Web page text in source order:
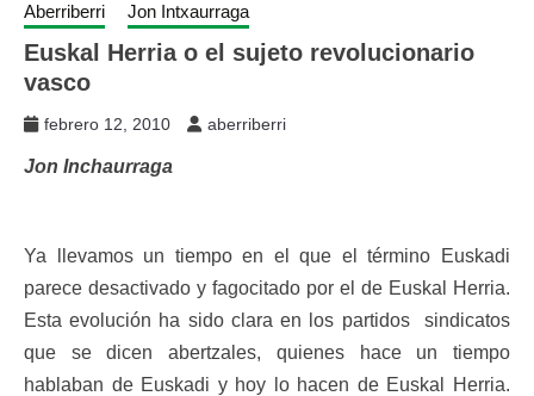
Aberriberri Jon Intxaurraga
Euskal Herria o el sujeto revolucionario
vasco
febrero 12, 2010 aberriberri
Jon Inchaurraga
Ya llevamos un tiempo en el que el término Euskadi
parece desactivado y fagocitado por el de Euskal Herria.
Esta evolución ha sido clara en los partidos sindicatos
que se dicen abertzales, quienes hace un tiempo
hablaban de Euskadi y hoy lo hacen de Euskal Herria.